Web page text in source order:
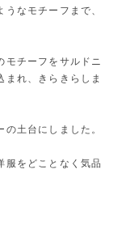
なモチーフまで、
モチーフをサルドニ
まれ、きらきらしま
土台にしました。
服をどことなく気品